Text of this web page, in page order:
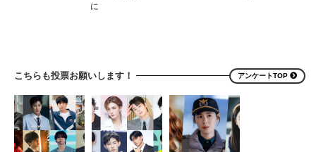
に
こちらも投票お願いします！ アンケートTOP